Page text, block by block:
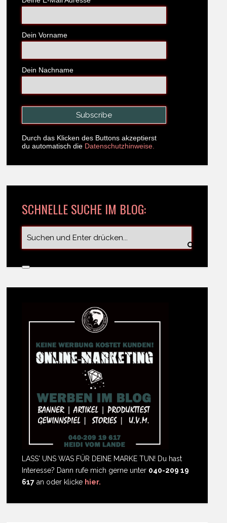
Dein Vorname
Dein Nachname
Durch das Klicken des Buttons akzeptierst
du automatisch die Datenschutzhinweise.
SCHNELLE SUCHE IM BLOG:
LASS' UNS WAS FÜR DEINE MARKE TUN! Du hast
Interesse? Dann rufe mich gerne unter 040-209 19
617 an oder klicke hier.